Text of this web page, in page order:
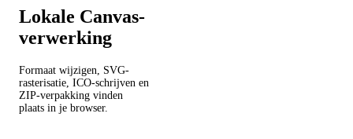
Lokale Canvas-
verwerking
Formaat wijzigen, SVG-
rasterisatie, ICO-schrijven en
ZIP-verpakking vinden
plaats in je browser.